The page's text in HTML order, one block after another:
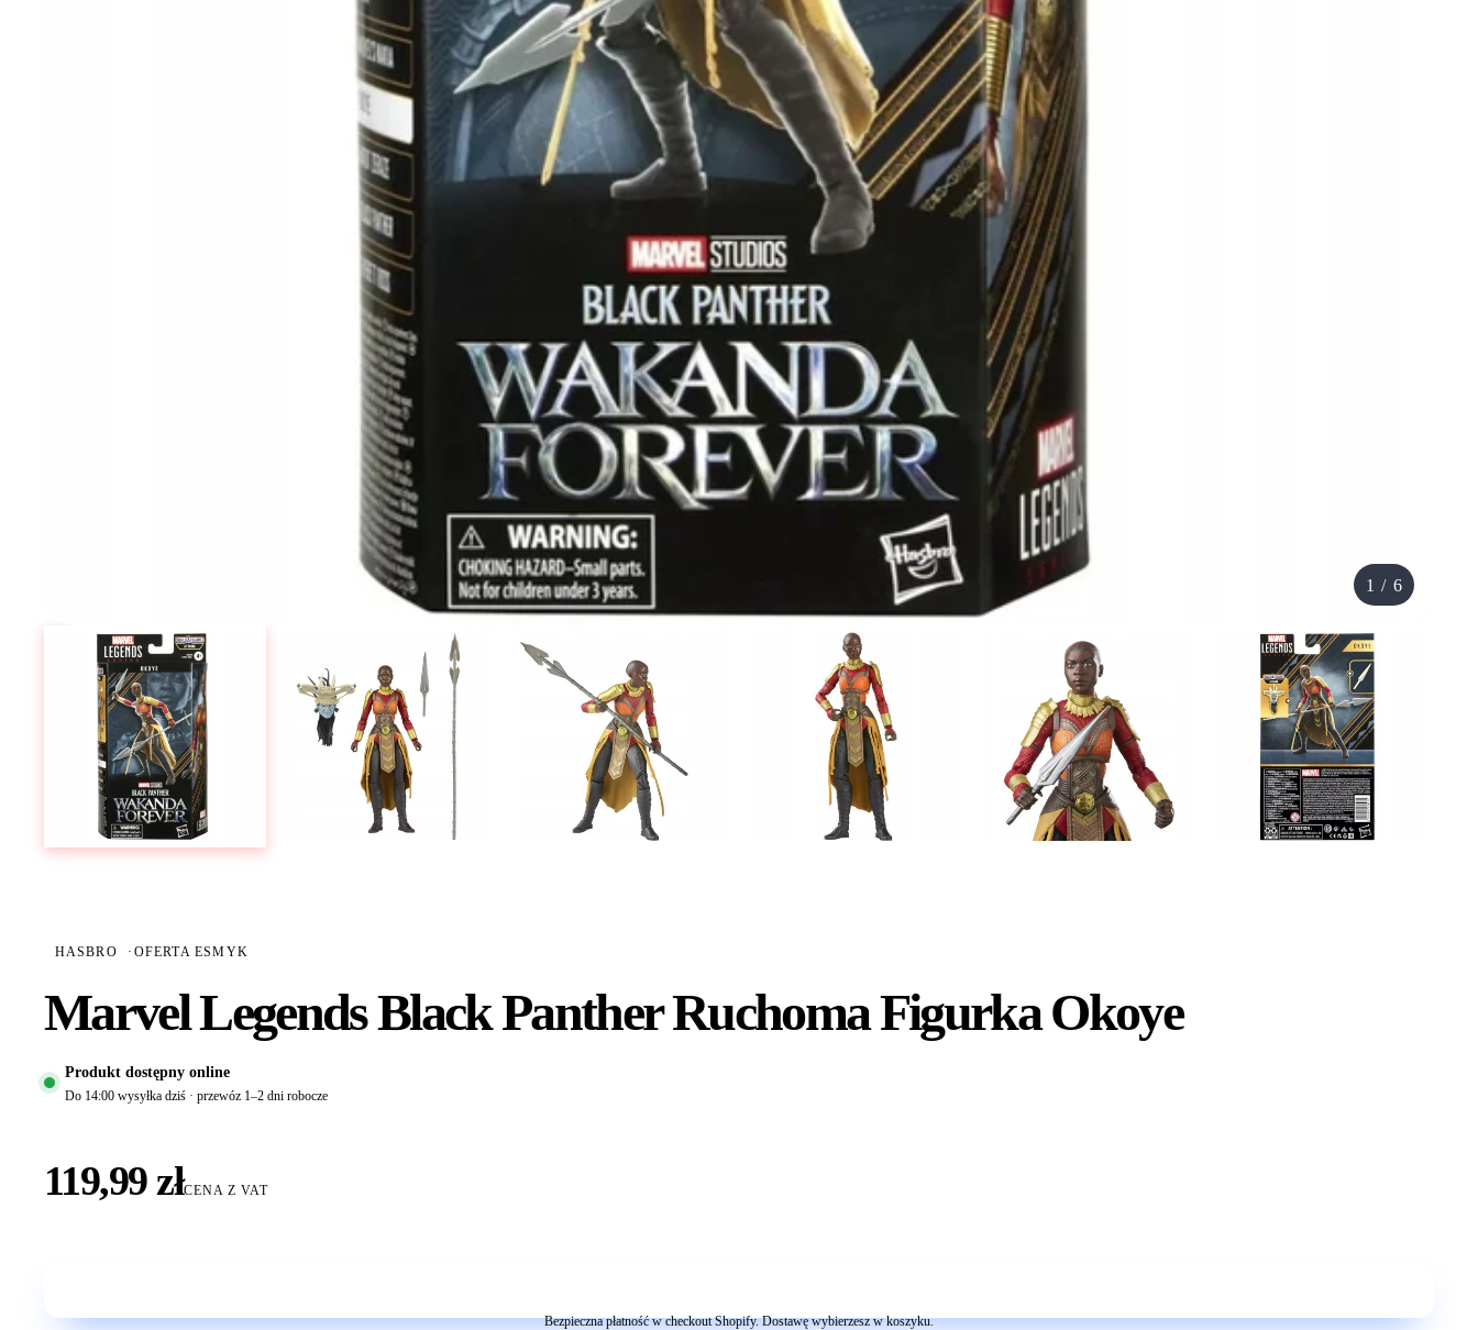
1 / 6
HASBRO · OFERTA ESMYK
Marvel Legends Black Panther Ruchoma Figurka Okoye
Produkt dostępny online
Do 14:00 wysyłka dziś · przewóz 1–2 dni robocze
119,99 złCENA Z VAT
Bezpieczna płatność w checkout Shopify. Dostawę wybierzesz w koszyku.